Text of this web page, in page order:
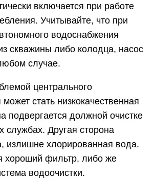
включается при работе
Учитывайте, что при
водоснабжения
скважины либо колодца, насос
случае.
центрального
стать низкокачественная
подвергается должной очистке
службах. Другая сторона
хлорированная вода.
хороший фильтр, либо же
водоочистки.